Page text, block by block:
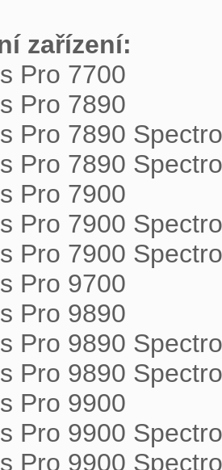
zařízení:
Pro 7700
Pro 7890
Pro 7890
Pro 7890
Pro 7900
Pro 7900
Pro 7900
Pro 9700
Pro 9890
Pro 9890
Pro 9890
Pro 9900
Pro 9900
Pro 9900